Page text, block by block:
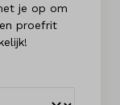
je op om
proefrit